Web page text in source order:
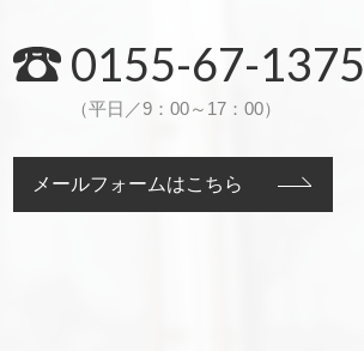
0155-67-1375
（平日／9：00～17：00）
メールフォームはこちら